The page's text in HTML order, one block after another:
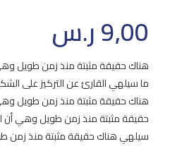
9,00ر.س
هناك حقيقة مثبتة منذ زمن طويل
ما سيلهي القارئ عن التركيز على
هناك حقيقة مثبتة منذ زمن طويل
حقيقة مثبتة منذ زمن طويل وهي أن
سيلهي هناك حقيقة مثبتة منذ زمن